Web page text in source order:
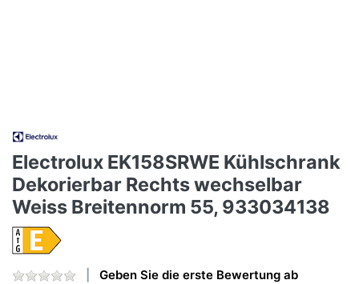
Electrolux EK158SRWE Kühlschrank
Dekorierbar Rechts wechselbar
Weiss Breitennorm 55, 933034138
Geben Sie die erste Bewertung ab